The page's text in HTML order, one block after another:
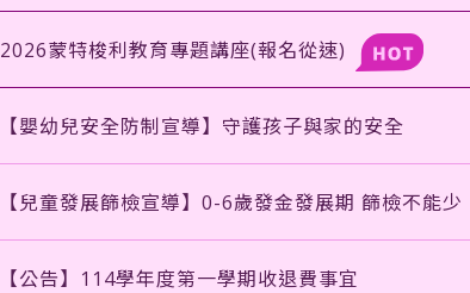
2026蒙特梭利教育專題講座(報名從速)
【嬰幼兒安全防制宣導】守護孩子與家的安全
【兒童發展篩檢宣導】0-6歲發金發展期 篩檢不能少
【公告】114學年度第一學期收退費事宜